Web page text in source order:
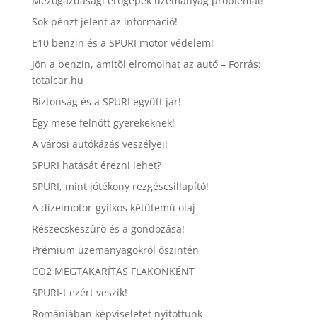
Sok pénzt jelent az információ!
E10 benzin és a SPURI motor védelem!
Jön a benzin, amitõl elromolhat az autó – Forrás:
totalcar.hu
Biztonság és a SPURI együtt jár!
Egy mese felnőtt gyerekeknek!
A városi autókázás veszélyei!
SPURI hatását érezni lehet?
SPURI, mint jótékony rezgéscsillapító!
A dízelmotor-gyilkos kétütemű olaj
Részecskeszûrõ és a gondozása!
Prémium üzemanyagokról őszintén
CO2 MEGTAKARÍTÁS FLAKONKÉNT
SPURI-t ezért veszik!
Romániában képviseletet nyitottunk